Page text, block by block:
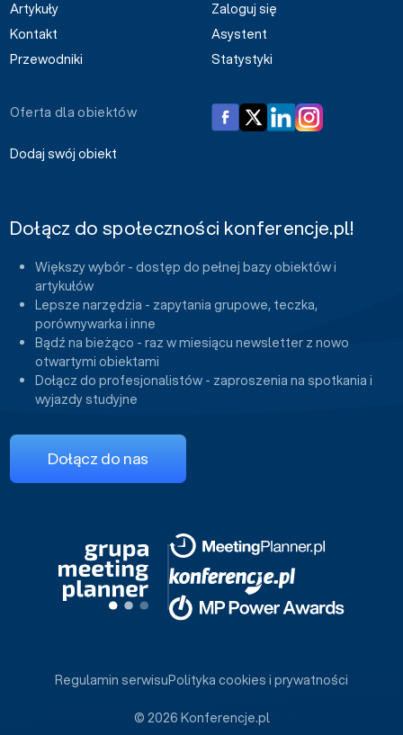
Artykuły
Kontakt
Przewodniki
Zaloguj się
Asystent
Statystyki
Oferta dla obiektów
Dodaj swój obiekt
Dołącz do społeczności konferencje.pl!
Większy wybór - dostęp do pełnej bazy obiektów i
artykułów
Lepsze narzędzia - zapytania grupowe, teczka,
porównywarka i inne
Bądź na bieżąco - raz w miesiącu newsletter z nowo
otwartymi obiektami
Dołącz do profesjonalistów - zaproszenia na spotkania i
wyjazdy studyjne
Dołącz do nas
© 2026 Konferencje.pl
Regulamin serwisuPolityka cookies i prywatności